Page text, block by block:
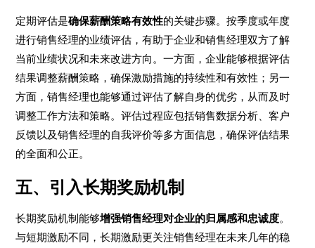
定期评估是确保薪酬策略有效性的关键步骤。按季度或年度
进行销售经理的业绩评估，有助于企业和销售经理双方了解
当前业绩状况和未来改进方向。一方面，企业能够根据评估
结果调整薪酬策略，确保激励措施的持续性和有效性；另一
方面，销售经理也能够通过评估了解自身的优劣，从而及时
调整工作方法和策略。评估过程应包括销售数据分析、客户
反馈以及销售经理的自我评价等多方面信息，确保评估结果
的全面和公正。
五、引入长期奖励机制
长期奖励机制能够增强销售经理对企业的归属感和忠诚度。
与短期激励不同，长期激励更关注销售经理在未来几年的稳